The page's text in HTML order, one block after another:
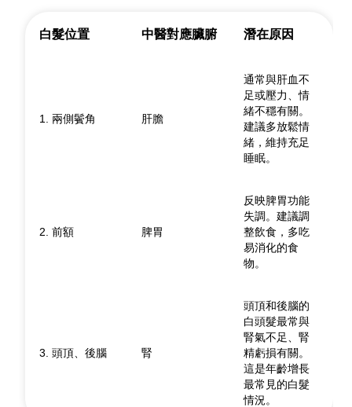
白髮位置 中醫對應臟腑 潛在原因
1. 兩側鬢角 肝膽
通常與肝血不
足或壓力、情
緒不穩有關。
建議多放鬆情
緒，維持充足
睡眠。
2. 前額 脾胃
反映脾胃功能
失調。建議調
整飲食，多吃
易消化的食
物。
3. 頭頂、後腦 腎
頭頂和後腦的
白頭髮最常與
腎氣不足、腎
精虧損有關。
這是年齡增長
最常見的白髮
情況。